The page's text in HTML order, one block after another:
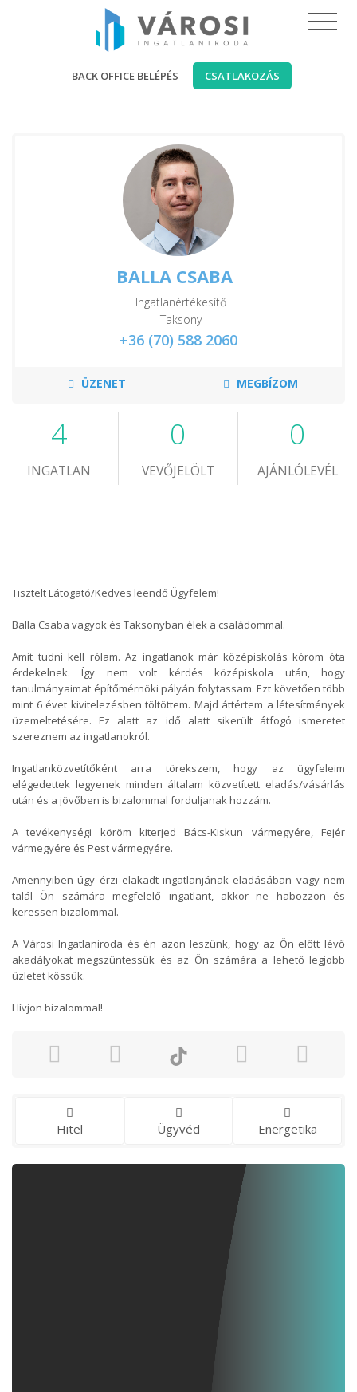
BACK OFFICE BELÉPÉS CSATLAKOZÁS
BALLA CSABA
Ingatlanértékesítő
Taksony
+36 (70) 588 2060
ÜZENET MEGBÍZOM
4
INGATLAN
0
VEVŐJELÖLT
0
AJÁNLÓLEVÉL
Tisztelt Látogató/Kedves leendő Ügyfelem!
Balla Csaba vagyok és Taksonyban élek a családommal.
Amit tudni kell rólam. Az ingatlanok már középiskolás kórom óta
érdekelnek. Így nem volt kérdés középiskola után, hogy
tanulmányaimat építőmérnöki pályán folytassam. Ezt követően több
mint 6 évet kivitelezésben töltöttem. Majd áttértem a létesítmények
üzemeltetésére. Ez alatt az idő alatt sikerült átfogó ismeretet
szereznem az ingatlanokról.
Ingatlanközvetítőként arra törekszem, hogy az ügyfeleim
elégedettek legyenek minden általam közvetített eladás/vásárlás
után és a jövőben is bizalommal forduljanak hozzám.
A tevékenységi köröm kiterjed Bács-Kiskun vármegyére, Fejér
vármegyére és Pest vármegyére.
Amennyiben úgy érzi elakadt ingatlanjának eladásában vagy nem
talál Ön számára megfelelő ingatlant, akkor ne habozzon és
keressen bizalommal.
A Városi Ingatlaniroda és én azon leszünk, hogy az Ön előtt lévő
akadályokat megszüntessük és az Ön számára a lehető legjobb
üzletet kössük.
Hívjon bizalommal!
Hitel Ügyvéd Energetika